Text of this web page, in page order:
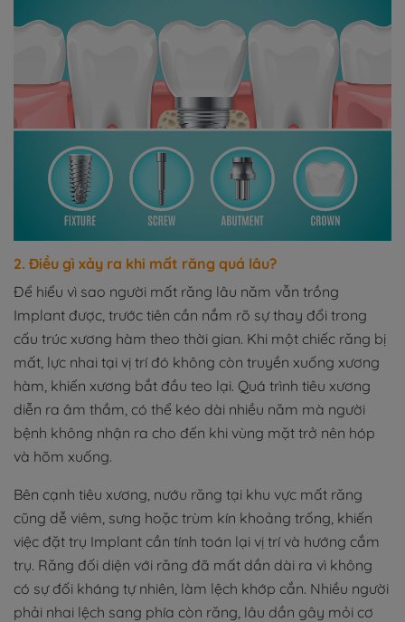
2. Điều gì xảy ra khi mất răng quá lâu?
Để hiểu vì sao người mất răng lâu năm vẫn trồng
Implant được, trước tiên cần nắm rõ sự thay đổi trong
cấu trúc xương hàm theo thời gian. Khi một chiếc răng bị
mất, lực nhai tại vị trí đó không còn truyền xuống xương
hàm, khiến xương bắt đầu teo lại. Quá trình tiêu xương
diễn ra âm thầm, có thể kéo dài nhiều năm mà người
bệnh không nhận ra cho đến khi vùng mặt trở nên hóp
và hõm xuống.
Bên cạnh tiêu xương, nướu răng tại khu vực mất răng
cũng dễ viêm, sưng hoặc trùm kín khoảng trống, khiến
việc đặt trụ Implant cần tính toán lại vị trí và hướng cắm
trụ. Răng đối diện với răng đã mất dần dài ra vì không
có sự đối kháng tự nhiên, làm lệch khớp cắn. Nhiều người
phải nhai lệch sang phía còn răng, lâu dần gây mỏi cơ